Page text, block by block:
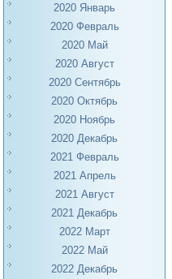
2020 Январь
2020 Февраль
2020 Май
2020 Август
2020 Сентябрь
2020 Октябрь
2020 Ноябрь
2020 Декабрь
2021 Февраль
2021 Апрель
2021 Август
2021 Декабрь
2022 Март
2022 Май
2022 Декабрь